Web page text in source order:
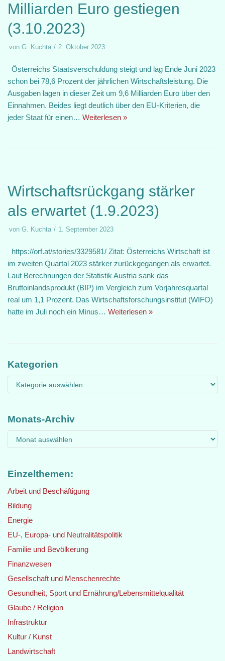
Milliarden Euro gestiegen
(3.10.2023)
von G. Kuchta 2. Oktober 2023
Österreichs Staatsverschuldung steigt und lag Ende Juni 2023
schon bei 78,6 Prozent der jährlichen Wirtschaftsleistung. Die
Ausgaben lagen in dieser Zeit um 9,6 Milliarden Euro über den
Einnahmen. Beides liegt deutlich über den EU-Kriterien, die
jeder Staat für einen… Weiterlesen »
Wirtschaftsrückgang stärker
als erwartet (1.9.2023)
von G. Kuchta 1. September 2023
https://orf.at/stories/3329581/ Zitat: Österreichs Wirtschaft ist
im zweiten Quartal 2023 stärker zurückgegangen als erwartet.
Laut Berechnungen der Statistik Austria sank das
Bruttoinlandsprodukt (BIP) im Vergleich zum Vorjahresquartal
real um 1,1 Prozent. Das Wirtschaftsforschungsinstitut (WIFO)
hatte im Juli noch ein Minus… Weiterlesen »
Kategorien
Monats-Archiv
Einzelthemen:
Arbeit und Beschäftigung
Bildung
Energie
EU-, Europa- und Neutralitätspolitik
Familie und Bevölkerung
Finanzwesen
Gesellschaft und Menschenrechte
Gesundheit, Sport und Ernährung/Lebensmittelqualität
Glaube / Religion
Infrastruktur
Kultur / Kunst
Landwirtschaft